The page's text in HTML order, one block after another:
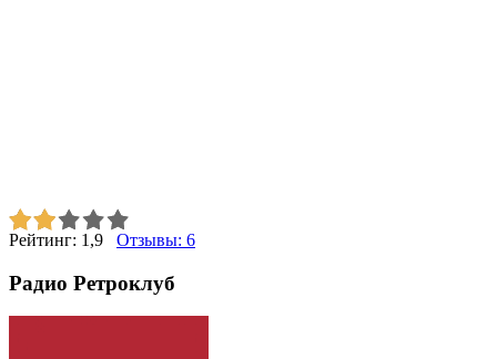
Рейтинг: 1,9 Отзывы: 6
Радио Ретроклуб